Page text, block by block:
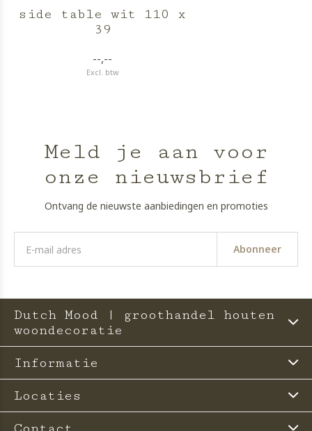
side table wit 110 x
39
--,--
Excl. btw
Meld je aan voor
onze nieuwsbrief
Ontvang de nieuwste aanbiedingen en promoties
Abonneer
Dutch Mood | groothandel houten
woondecoratie
Informatie
Locaties